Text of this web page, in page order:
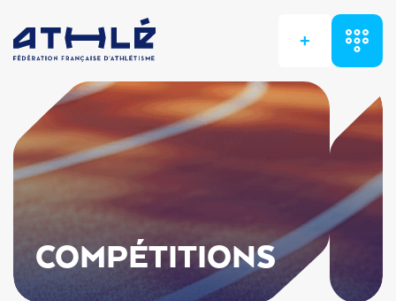
+
COMPÉTITIONS